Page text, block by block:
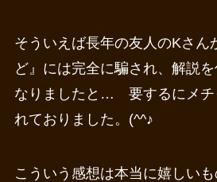
そういえば長年の友人のKさん
ど』には完全に騙され、解説
なりましたと… 要するにメチ
れておりました。(^^♪
こういう感想は本当に嬉しいも